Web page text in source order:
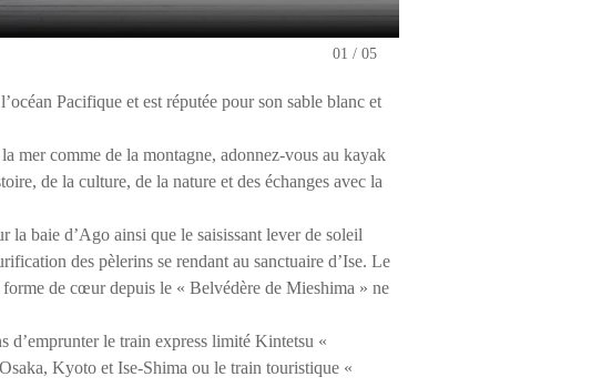
01 05
Pacifique et est réputée pour son sable blanc et
mer comme de la montagne, adonnez-vous au kayak
de la culture, de la nature et des échanges avec la
la baie d’Ago ainsi que le saisissant lever de soleil
des pèlerins se rendant au sanctuaire d’Ise. Le
de cœur depuis le « Belvédère de Mieshima » ne
d’emprunter le train express limité Kintetsu «
Kyoto et Ise-Shima ou le train touristique «